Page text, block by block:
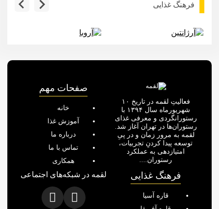
فرهنگ غذایی
فعالیتِ لقمه در تاریخ ۱۰
شهریورماه سال ۱۳۹۴ با
رستورانگردی و معرفی غذای
رستوران‌ها در تهران آغاز شد.
لقمه به مرور زمان و در پیِ
توسعه پیدا کردنِ تجربیات،
امتیازدهی به عملکرد
رستوران....
صفحات مهم
خانه
آموزش غذا
درباره ما
تماس با ما
همکاری
فرهنگ غذایی
قاره آسیا
لقمه در شبکه‌های اجتماعی